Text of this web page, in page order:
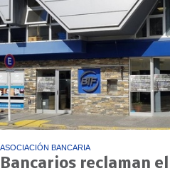
ASOCIACIÓN BANCARIA
Bancarios reclaman